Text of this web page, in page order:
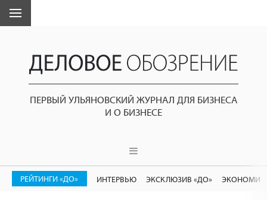
ПЕРВЫЙ УЛЬЯНОВСКИЙ ЖУРНАЛ ДЛЯ БИЗНЕСА
И О БИЗНЕСЕ
РЕЙТИНГИ «ДО» ИНТЕРВЬЮ ЭКСКЛЮЗИВ «ДО»